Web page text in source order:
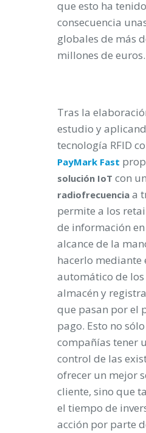
que esto ha
consecuencia
globales de más
millones de euros.
Tras la
estudio y
tecnología RFID
PayMark Fast
solución IoT con un
radiofrecuencia a
permite a los
de información
alcance de la
hacerlo mediante
automático de
almacén y
que pasan por el
pago. Esto no
compañías tener
control de las
ofrecer un mejor
cliente, sino que
el tiempo de
acción por parte